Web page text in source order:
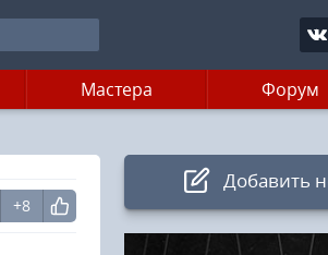
Мастера Форум
+8
Добавить